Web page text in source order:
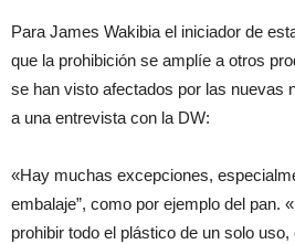
Para James Wakibia el iniciador de
que la prohibición se amplíe a otros
se han visto afectados por las nuevas
a una entrevista con la DW:
«Hay muchas excepciones,
embalaje”, como por ejemplo del pan.
prohibir todo el plástico de un solo